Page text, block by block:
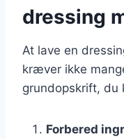
dressing
At lave en
kræver ikke
grundopskrift, du
Forbered